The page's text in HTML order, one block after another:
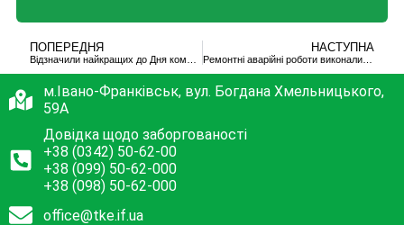
ПОПЕРЕДНЯ НАСТУПНА
Ремонтні аварійні роботи виконали у стислі терміни
м.Івано-Франківськ, вул. Богдана Хмельницького,
59А
Довідка щодо заборгованості
+38 (0342) 50-62-00
+38 (099) 50-62-000
+38 (098) 50-62-000
office@tke.if.ua